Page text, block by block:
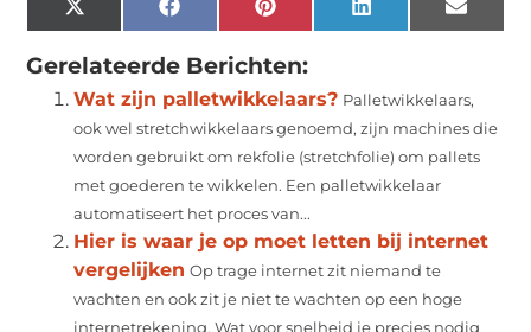
X
(Twitter)
Facebook Pinterest LinkedIn Email
Gerelateerde Berichten:
Wat zijn palletwikkelaars? Palletwikkelaars,
ook wel stretchwikkelaars genoemd, zijn machines die
worden gebruikt om rekfolie (stretchfolie) om pallets
met goederen te wikkelen. Een palletwikkelaar
automatiseert het proces van...
Hier is waar je op moet letten bij internet
vergelijken Op trage internet zit niemand te
wachten en ook zit je niet te wachten op een hoge
internetrekening. Wat voor snelheid je precies nodig